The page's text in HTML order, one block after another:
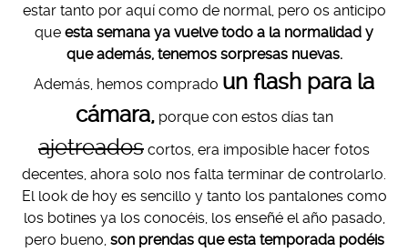
estar tanto por aquí como de normal, pero os anticipo
que esta semana ya vuelve todo a la normalidad y
que además, tenemos sorpresas nuevas.
Además, hemos comprado un flash para la
cámara,porque con estos días tan
ajetreados cortos, era imposible hacer fotos
decentes, ahora solo nos falta terminar de controlarlo.
El look de hoy es sencillo y tanto los pantalones como
los botines ya los conocéis, los enseñé el año pasado,
pero bueno, son prendas que esta temporada podéis